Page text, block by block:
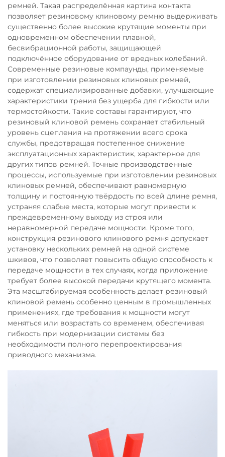
ремней. Такая распределённая картина контакта
позволяет резиновому клиновому ремню выдерживать
существенно более высокие крутящие моменты при
одновременном обеспечении плавной,
бесвибрационной работы, защищающей
подключённое оборудование от вредных колебаний.
Современные резиновые компаунды, применяемые
при изготовлении резиновых клиновых ремней,
содержат специализированные добавки, улучшающие
характеристики трения без ущерба для гибкости или
термостойкости. Такие составы гарантируют, что
резиновый клиновой ремень сохраняет стабильный
уровень сцепления на протяжении всего срока
службы, предотвращая постепенное снижение
эксплуатационных характеристик, характерное для
других типов ремней. Точные производственные
процессы, используемые при изготовлении резиновых
клиновых ремней, обеспечивают равномерную
толщину и постоянную твёрдость по всей длине ремня,
устраняя слабые места, которые могут привести к
преждевременному выходу из строя или
неравномерной передаче мощности. Кроме того,
конструкция резинового клинового ремня допускает
установку нескольких ремней на одной системе
шкивов, что позволяет повысить общую способность к
передаче мощности в тех случаях, когда приложение
требует более высокой передачи крутящего момента.
Эта масштабируемая особенность делает резиновый
клиновой ремень особенно ценным в промышленных
применениях, где требования к мощности могут
меняться или возрастать со временем, обеспечивая
гибкость при модернизации системы без
необходимости полного перепроектирования
приводного механизма.